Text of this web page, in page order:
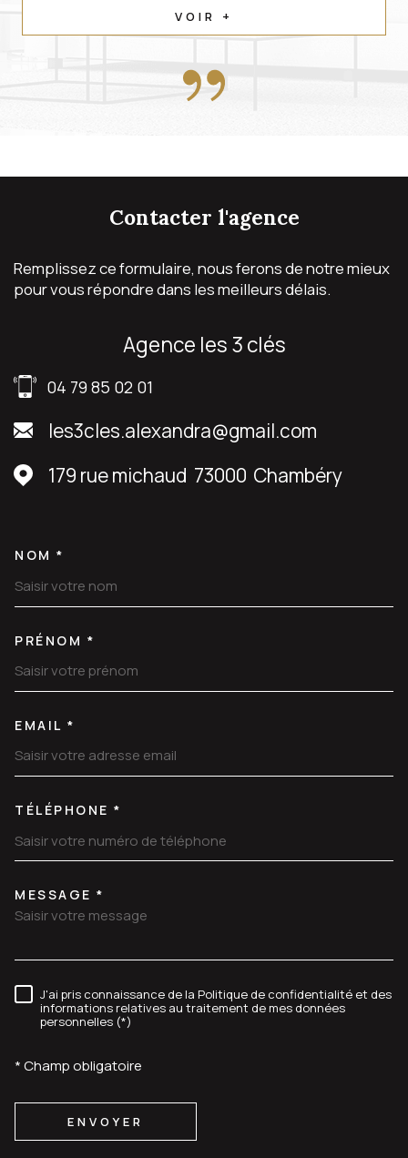
VOIR +
contacter l'agence
Remplissez ce formulaire, nous ferons de notre mieux
pour vous répondre dans les meilleurs délais.
agence les 3 clés
04 79 85 02 01
les3cles.alexandra@gmail.com
179 rue michaud 73000 Chambéry
NOM *
PRÉNOM *
EMAIL *
TÉLÉPHONE *
TRAD_MELTEM_VOREDEMANDE
MESSAGE *
RÈGLEMENTATION
J'ai pris connaissance de la Politique de confidentialité et des
informations relatives au traitement de mes données
personnelles (*)
* Champ obligatoire
ENVOYER